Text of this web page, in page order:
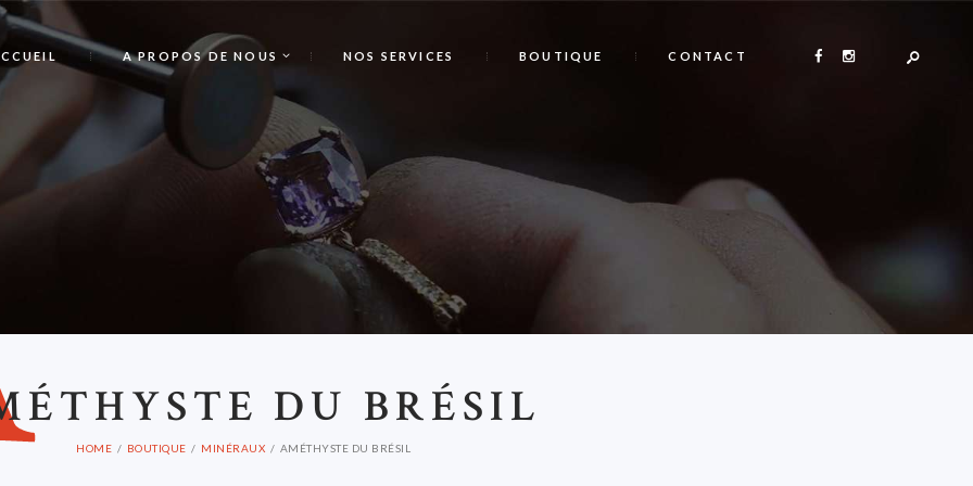
A PROPOS DE NOUS NOS SERVICES BOUTIQUE CONTACT
DU BRÉSIL
HOME BOUTIQUE MINÉRAUX AMÉTHYSTE DU BRÉSIL